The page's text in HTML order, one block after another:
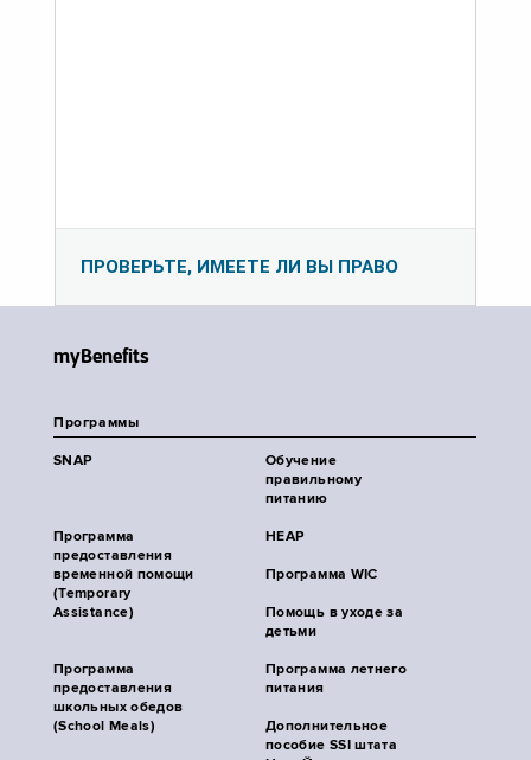
ПРОВЕРЬТЕ, ИМЕЕТЕ ЛИ ВЫ ПРАВО
myBenefits
Программы
SNAP
Обучение
правильному
питанию
Программа
предоставления
временной помощи
(Temporary
Assistance)
HEAP
Программа WIC
Помощь в уходе за
детьми
Программа
предоставления
школьных обедов
(School Meals)
Программа летнего
питания
Дополнительное
пособие SSI штата